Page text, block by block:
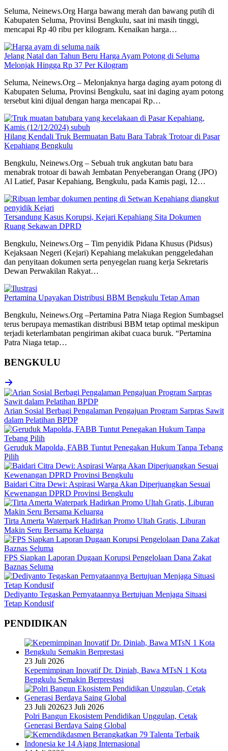
Seluma, Neinews.Org Harga bawang merah dan bawang putih di
Kabupaten Seluma, Provinsi Bengkulu, saat ini masih tinggi,
mencapai Rp 40 ribu per kilogram. Kenaikan harga…
Jelang Natal dan Tahun Beru Harga Ayam Potong di Seluma
Melonjak Hingga Rp 37 Per Kilogram
Seluma, Neinews.Org – Melonjaknya harga daging ayam potong di
Kabupaten Seluma, Provinsi Bengkulu, saat ini daging ayam potong
tersebut kini dijual dengan harga mencapai Rp…
Hilang Kendali Truk Bermuatan Batu Bara Tabrak Trotoar di Pasar
Kepahiang Bengkulu
Bengkulu, Neinews.Org – Sebuah truk angkutan batu bara
menabrak trotoar di bawah Jembatan Penyeberangan Orang (JPO)
Al Latief, Pasar Kepahiang, Bengkulu, pada Kamis pagi, 12…
Tersandung Kasus Korupsi, Kejari Kepahiang Sita Dokumen
Ruang Sekawan DPRD
Bengkulu, Neinews.Org – Tim penyidik Pidana Khusus (Pidsus)
Kejaksaan Negeri (Kejari) Kepahiang melakukan penggeledahan
dan penyitaan dokumen serta penyegelan ruang kerja Sekretaris
Dewan Perwakilan Rakyat…
Pertamina Upayakan Distribusi BBM Bengkulu Tetap Aman
Bengkulu, Neinews.Org –Pertamina Patra Niaga Region Sumbagsel
terus berupaya memastikan distribusi BBM tetap optimal meskipun
terjadi keterlambatan pengiriman akibat cuaca buruk. “Pertamina
Patra Niaga tetap…
BENGKULU
Arian Sosial Berbagi Pengalaman Pengajuan Program Sarpras Sawit
dalam Pelatihan BPDP
Geruduk Mapolda, FABB Tuntut Penegakan Hukum Tanpa Tebang
Pilih
Baidari Citra Dewi: Aspirasi Warga Akan Diperjuangkan Sesuai
Kewenangan DPRD Provinsi Bengkulu
Tirta Amerta Waterpark Hadirkan Promo Ultah Gratis, Liburan
Makin Seru Bersama Keluarga
FPS Siapkan Laporan Dugaan Korupsi Pengelolaan Dana Zakat
Baznas Seluma
Dediyanto Tegaskan Pernyataannya Bertujuan Menjaga Situasi
Tetap Kondusif
PENDIDIKAN
23 Juli 2026
Kepemimpinan Inovatif Dr. Diniah, Bawa MTsN 1 Kota
Bengkulu Semakin Berprestasi
23 Juli 202623 Juli 2026
Polri Bangun Ekosistem Pendidikan Unggulan, Cetak
Generasi Berdaya Saing Global